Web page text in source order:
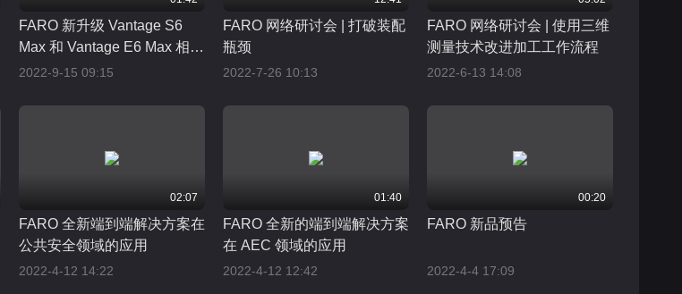
FARO 新升级 Vantage S6
Max 和 Vantage E6 Max 相较
于前代提高20%的生产力
2022-9-15 09:15
FARO 网络研讨会 | 打破装配
瓶颈
2022-7-26 10:13
FARO 网络研讨会 | 使用三维
测量技术改进加工工作流程
2022-6-13 14:08
02:07
FARO 全新端到端解决方案在
公共安全领域的应用
2022-4-12 14:22
01:40
FARO 全新的端到端解决方案
在 AEC 领域的应用
2022-4-12 12:42
00:20
FARO 新品预告
2022-4-4 17:09